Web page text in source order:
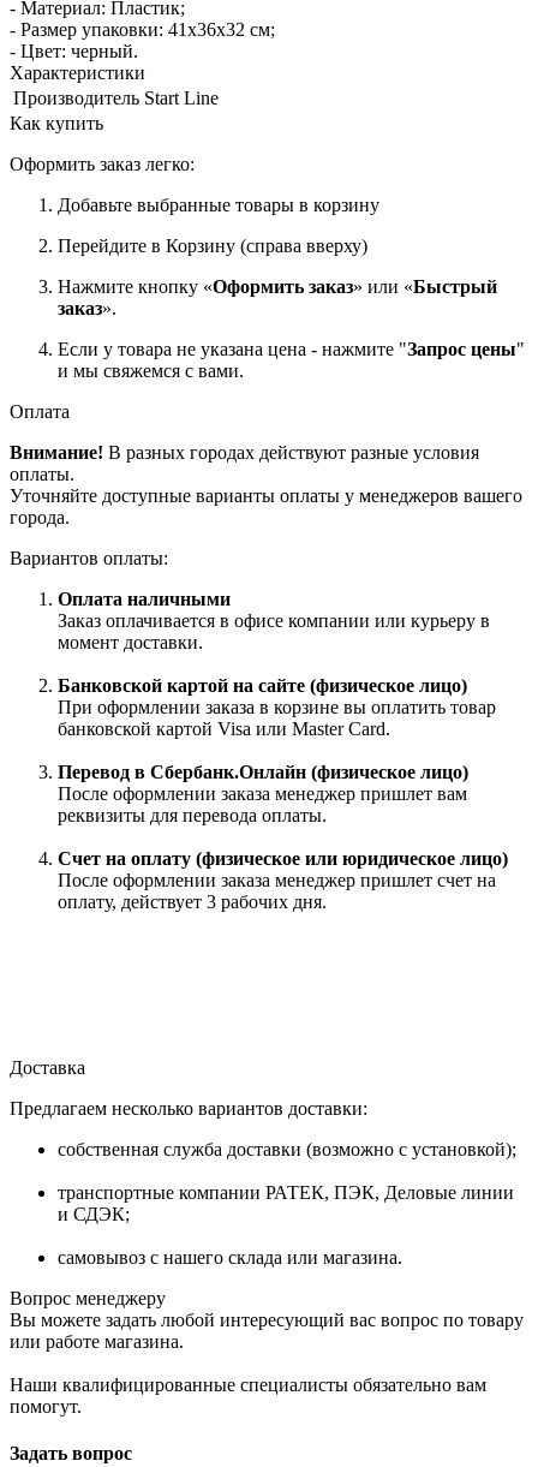
- Материал: Пластик;
- Размер упаковки: 41х36х32 см;
- Цвет: черный.
Характеристики
Производитель Start Line
Как купить
Оформить заказ легко:
Добавьте выбранные товары в корзину
Перейдите в Корзину (справа вверху)
Нажмите кнопку «Оформить заказ» или «Быстрый
заказ».
Если у товара не указана цена - нажмите "Запрос цены"
и мы свяжемся с вами.
Оплата
Внимание! В разных городах действуют разные условия
оплаты.
Уточняйте доступные варианты оплаты у менеджеров вашего
города.
Вариантов оплаты:
Оплата наличными
Заказ оплачивается в офисе компании или курьеру в
момент доставки.
Банковской картой на сайте (физическое лицо)
При оформлении заказа в корзине вы оплатить товар
банковской картой Visa или Master Card.
Перевод в Сбербанк.Онлайн (физическое лицо)
После оформлении заказа менеджер пришлет вам
реквизиты для перевода оплаты.
Счет на оплату (физическое или юридическое лицо)
После оформлении заказа менеджер пришлет счет на
оплату, действует 3 рабочих дня.
Доставка
Предлагаем несколько вариантов доставки:
собственная служба доставки (возможно с установкой);
транспортные компании РАТЕК, ПЭК, Деловые линии
и СДЭК;
самовывоз с нашего склада или магазина.
Вопрос менеджеру
Вы можете задать любой интересующий вас вопрос по товару
или работе магазина.
Наши квалифицированные специалисты обязательно вам
помогут.
Задать вопрос